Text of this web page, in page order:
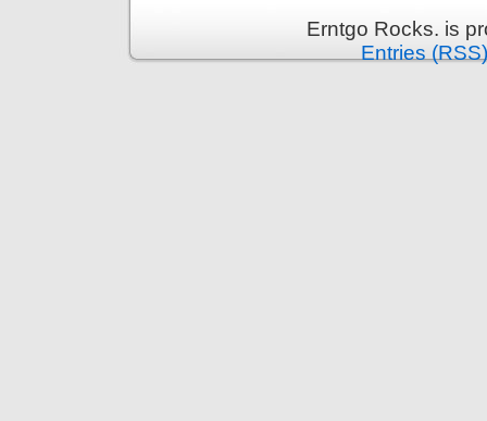
Erntgo Rocks. is
Entries (RSS)